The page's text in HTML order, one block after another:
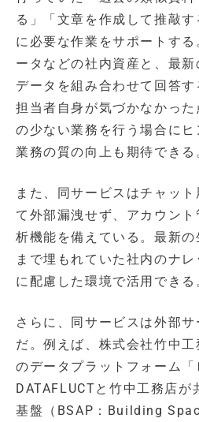
る」「文章を作成して推敲
に必要な作業をサポートす
ータなどの社内資産と、最
データを組み合わせて回答す
担当者自身が気づかなかっ
の少ない業務を行う場合にヒ
業務の質の向上も期待できる
また、同サービスはチャッ
て外部漏洩せず、アカウン
析機能を備えている。最新
まで埋もれていた社内のナ
に配慮した環境で活用できる
さらに、同サービスは外部
だ。例えば、株式会社竹中
のデータプラットフォーム「
DATAFLUCTと竹中工務店が
基盤（BSAP：Building